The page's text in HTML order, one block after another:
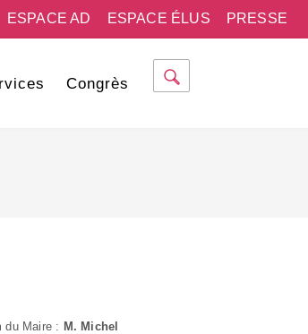
PRESSE
ESPACE ÉLUS
ESPACE AD
Congrès
du Maire : M. Michel